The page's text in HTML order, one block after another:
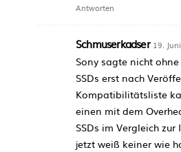
Antworten
Schmuserkadser 19.
Sony sagte nicht
SSDs erst nach
Kompatibilitätsliste
einen mit dem
SSDs im Vergleich
jetzt weiß keiner wie